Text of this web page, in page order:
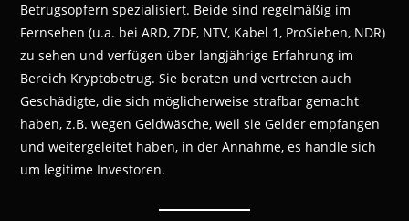
Betrugsopfern spezialisiert. Beide sind regelmäßig im
Fernsehen (u.a. bei ARD, ZDF, NTV, Kabel 1, ProSieben, NDR)
zu sehen und verfügen über langjährige Erfahrung im
Bereich Kryptobetrug. Sie beraten und vertreten auch
Geschädigte, die sich möglicherweise strafbar gemacht
haben, z.B. wegen Geldwäsche, weil sie Gelder empfangen
und weitergeleitet haben, in der Annahme, es handle sich
um legitime Investoren.